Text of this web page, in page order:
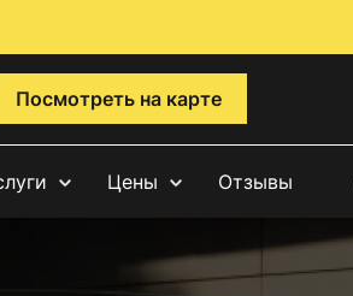
Посмотреть на карте
Цены Отзывы